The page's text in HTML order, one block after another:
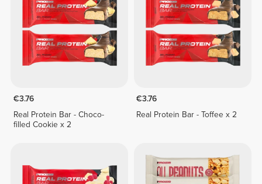
€3.76
Real Protein Bar - Choco-
filled Cookie x 2
€3.76
Real Protein Bar - Toffee x 2